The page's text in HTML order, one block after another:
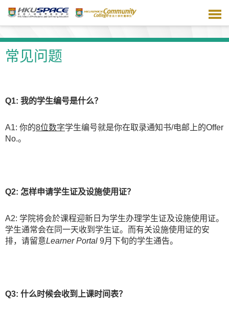
主
容常见问题
Q1: 我的学生编号是什么？
A1: 你的8位数字学生编号就是你在取录通知书/电邮上的Offer
No.。
Q2: 怎样申请学生证及设施使用证？
A2: 学院将会於课程迎新日为学生办理学生证及设施使用证。
学生通常会在同一天收到学生证。而有关设施使用证的安
排，请留意Learner Portal 9月下旬的学生通告。
Q3: 什么时候会收到上课时间表？